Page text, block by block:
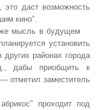
даст возможность
кино”.
мысль в будущем
установить
районах города
дабы приобщить к
отметил заместитель
проходит под